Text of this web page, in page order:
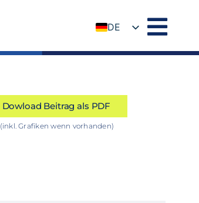
DE
Dowload Beitrag als PDF
(inkl. Grafiken wenn vorhanden)